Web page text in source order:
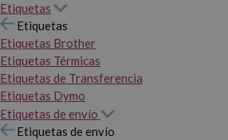
Etiquetas
Etiquetas
Etiquetas Brother
Etiquetas Térmicas
Etiquetas de Transferencia
Etiquetas Dymo
Etiquetas de envío
Etiquetas de envío